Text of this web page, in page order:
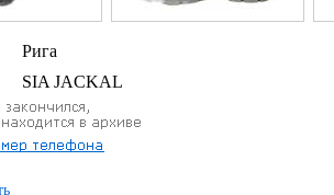
Рига
SIA JACKAL